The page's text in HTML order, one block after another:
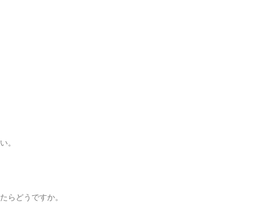
。
らどうですか。